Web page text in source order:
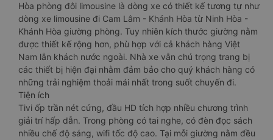
Hòa phòng đôi limousine là dòng xe có thiết kế tương tự như
dòng xe limousine đi Cam Lâm - Khánh Hòa từ Ninh Hòa -
Khánh Hòa giường phòng. Tuy nhiên kích thước giường nằm
được thiết kế rộng hơn, phù hợp với cả khách hàng Việt
Nam lẫn khách nước ngoài. Nhà xe vẫn chú trọng trang bị
các thiết bị hiện đại nhằm đảm bảo cho quý khách hàng có
những trải nghiệm thoải mái nhất trong suốt chuyến đi.
Tiện ích
Tivi ốp trần nét cứng, đầu HD tích hợp nhiều chương trình
giải trí hấp dẫn. Trong phòng có tai nghe, có đèn đọc sách
nhiều chế độ sáng, wifi tốc độ cao. Tại mỗi giường nằm đều